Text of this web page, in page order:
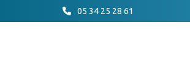
05 34 25 28 61